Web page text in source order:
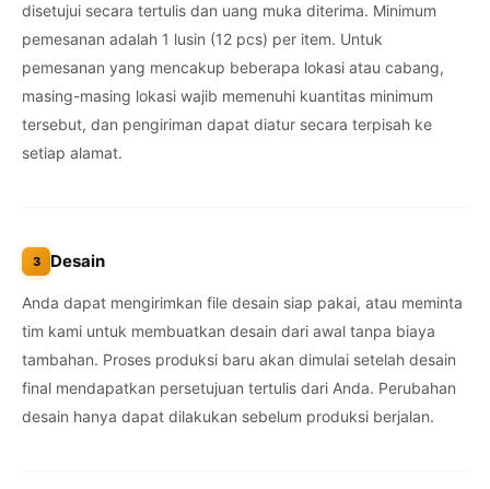
disetujui secara tertulis dan uang muka diterima. Minimum
pemesanan adalah 1 lusin (12 pcs) per item. Untuk
pemesanan yang mencakup beberapa lokasi atau cabang,
masing-masing lokasi wajib memenuhi kuantitas minimum
tersebut, dan pengiriman dapat diatur secara terpisah ke
setiap alamat.
3 Desain
Anda dapat mengirimkan file desain siap pakai, atau meminta
tim kami untuk membuatkan desain dari awal tanpa biaya
tambahan. Proses produksi baru akan dimulai setelah desain
final mendapatkan persetujuan tertulis dari Anda. Perubahan
desain hanya dapat dilakukan sebelum produksi berjalan.